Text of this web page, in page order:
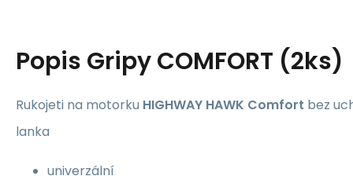
Popis Gripy COMFORT (2ks)
Rukojeti na motorku HIGHWAY HAWK Comfort bez
lanka
univerzální